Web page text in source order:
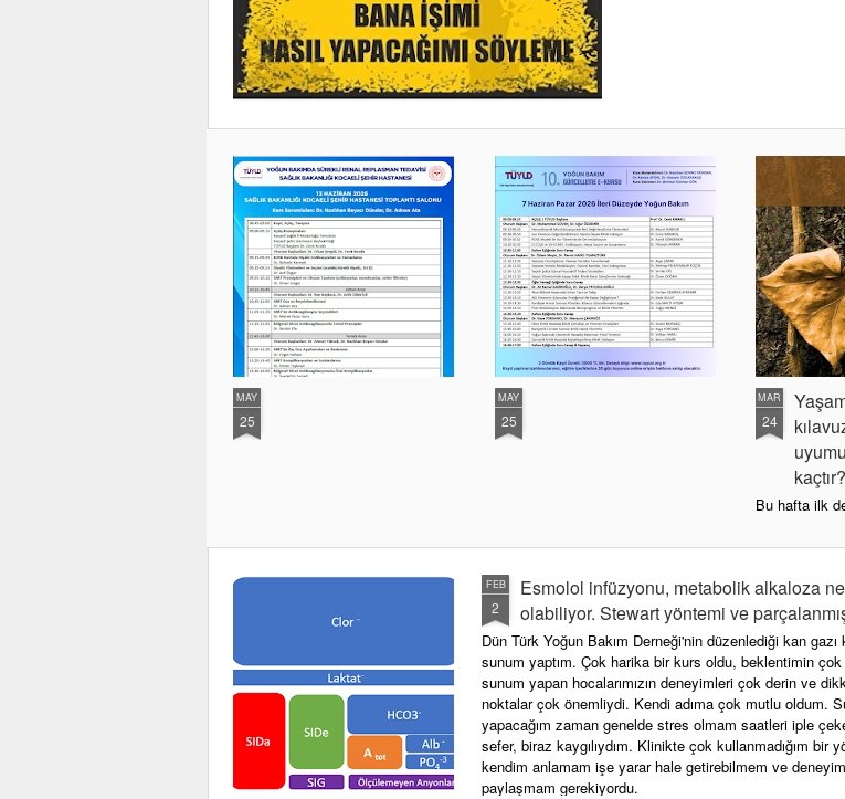
MAY
25
MAY
25
MAR
24
kaçtır?
Bu hafta ilk
katıldım ve
çalışmasını
hastalıkları
“ben
istemiyorum,
bu tez işini
Şu
zamandır
farkındalık
tamamlamış
FEB
2
Esmolol infüzyonu, metabolik alkaloza
olabiliyor. Stewart yöntemi ve
Dün Türk Yoğun Bakım Derneği'nin düzenlediği kan gazı
sunum yaptım. Çok harika bir kurs oldu, beklentimin
sunum yapan hocalarımızın deneyimleri çok derin ve
noktalar çok önemliydi. Kendi adıma çok mutlu oldum.
yapacağım zaman genelde stres olmam saatleri iple
sefer, biraz kaygılıydım. Klinikte çok kullanmadığım bir
kendim anlamam işe yarar hale getirebilmem ve
paylaşmam gerekiyordu.